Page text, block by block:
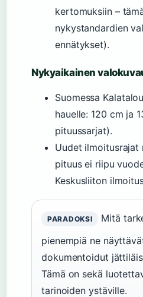
kertomuksiin –
nykystandardien
ennätykset).
Nykyaikainen
Suomessa
hauelle: 120 cm ja
pituussarjat).
Uudet ilmoitusrajat
pituus ei riipu
Keskusliiton
PARADOKSI
Mitä
pienempiä ne
dokumentoidut
Tämä on sekä
tarinoiden ystäville.